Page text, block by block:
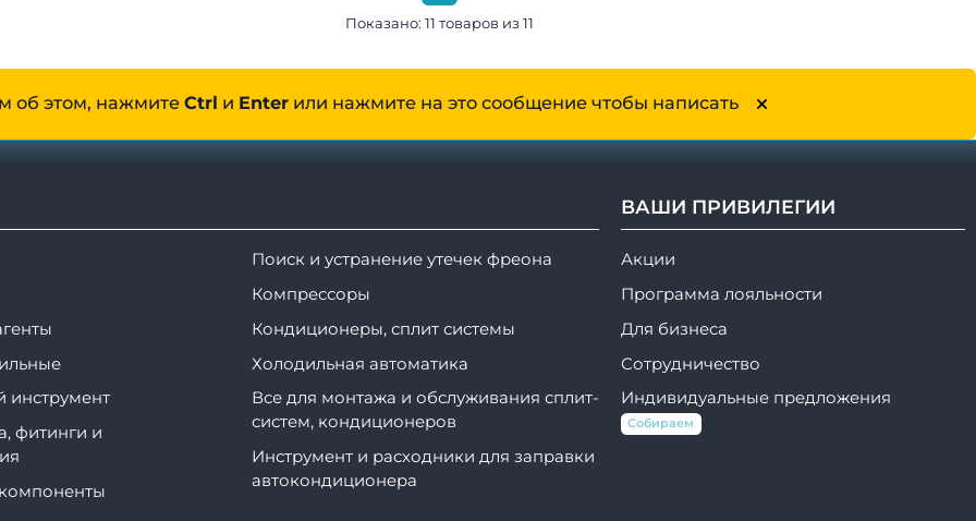
Показано: 11 товаров из 11
об этом, нажмитеCtrl и Enterили нажмите на это сообщение чтобы написать
инструмент
фитинги и
Поиск и устранение утечек фреона
Компрессоры
Кондиционеры, сплит системы
Холодильная автоматика
Все для монтажа и обслуживания сплит-
систем, кондиционеров
Инструмент и расходники для заправки
автокондиционера
ВАШИ ПРИВИЛЕГИИ
Акции
Программа лояльности
Для бизнеса
Сотрудничество
Индивидуальные предложения
Собираем